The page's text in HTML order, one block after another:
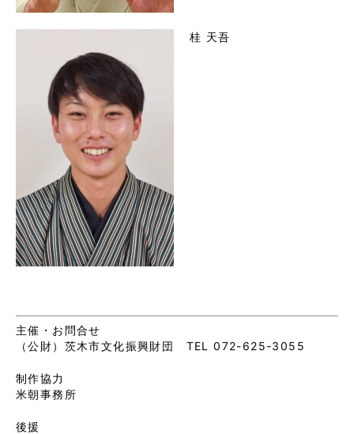
桂 天吾
主催・お問合せ
（公財）茨木市文化振興財団 TEL 072-625-3055
制作協力
米朝事務所
後援